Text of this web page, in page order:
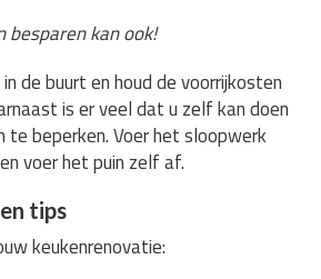
besparen kan ook!
de buurt en houd de voorrijkosten
is er veel dat u zelf kan doen
te beperken. Voer het sloopwerk
voer het puin zelf af.
tips
keukenrenovatie: